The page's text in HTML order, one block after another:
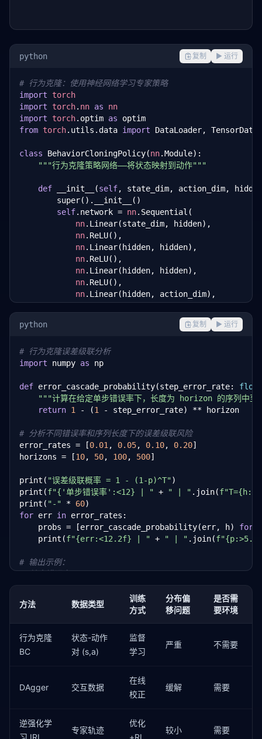
python 复制 ▶ 运行
# 行为克隆：使用神经网络学习专家策略
import torch
import torch. nn as
nn
import torch.optim as
from torch.utils.data import DataLoader,
class BehaviorCloningPolicy(nn.Module):
"""行为克隆策略网络——将状态映射到动作"""
def __init__(self, state_dim, action_dim,
        super().__init__()
self.network = nn.Sequential(
nn.Linear(state_dim, hidden),
nn.ReLU(),
nn.Linear(hidden, hidden),
nn.ReLU(),
nn.Linear(hidden, hidden),
nn.ReLU(),
nn.Linear(hidden, action_dim),
        )
def
def get_action(
            logits =
self.forward(state)
if deterministic:
return
torch.argmax(logits, dim=-
                logits=logits
            ).sample()
def train_behavioral_cloning(
    states:
torch.Tensor,
    actions:
torch
    state_dim:
int,
    action_dim:
int ,
    epochs:
int = 100 ,
    batch_size:
"""训练行为克隆策略"""
policy = BehaviorCloningPolicy(state_dim,
optimizer = optim.Adam(policy.parameters(),
    criterion =
nn.CrossEntropyLoss()
    dataset = TensorDataset(states, actions.long())
loader = DataLoader(dataset,
range(epochs):
        total_loss =
0.0
            logits = policy(batch_states)
python 复制 ▶ 运行
# 行为克隆误差级联分析
import numpy as np
def error_cascade_probability(step_error_rate: float
"""计算在给定单步错误率下，长度为 horizon 的序列中至
return 1 - (1 - step_error_rate) ** horizon
# 分析不同错误率和序列长度下的误差级联风险
error_rates = [0.01 , 0.05, 0.10, 0.20]
horizons = [10, 50, 100, 500]
print( "误差级联概率 = 1 - (1-p)^T")
print(f"{'单步错误率':<12} | " + " | " .join(
print( "-" * 60
for err in error_rates:
    probs = [error_cascade_probability(err, h)
for
    print(
f"{err:<12.2f} | " + " | " .join(
# 输出示例：
# 单步错误率    | T=10   | T=50   | T=100  | T=500
# 0.01        |  9.6%  | 39.5%  | 63.4%  | 99.3%
# 0.05        | 40.1%  | 92.3%  | 99.4%  | 100.0%
#
方法 数据类型
训练
方式
分布偏
移问题
是否需
要环境
行为克隆
BC
状态-动作
对 (s,a)
监督
学习
严重 不需要
DAgger 交互数据
在线
校正
缓解 需要
逆强化学
习 IRL
专家轨迹
优化
+RL
较小 需要